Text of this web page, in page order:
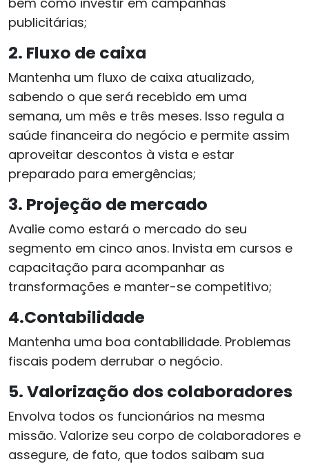
publicitárias;
2. Fluxo de caixa
Mantenha um fluxo de caixa atualizado,
sabendo o que será recebido em uma
semana, um mês e três meses. Isso regula a
saúde financeira do negócio e permite assim
aproveitar descontos à vista e estar
preparado para emergências;
3. Projeção de mercado
Avalie como estará o mercado do seu
segmento em cinco anos. Invista em cursos e
capacitação para acompanhar as
transformações e manter-se competitivo;
4.Contabilidade
Mantenha uma boa contabilidade. Problemas
fiscais podem derrubar o negócio.
5. Valorização dos colaboradores
Envolva todos os funcionários na mesma
missão. Valorize seu corpo de colaboradores e
assegure, de fato, que todos saibam sua